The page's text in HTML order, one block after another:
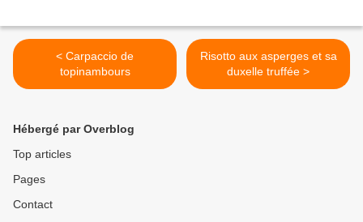
< Carpaccio de
topinambours
Risotto aux asperges et sa
duxelle truffée >
Hébergé par Overblog
Top articles
Pages
Contact